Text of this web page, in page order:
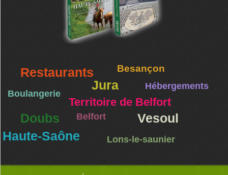
Restaurants Besançon
Jura Hébergements
Boulangerie
Territoire de Belfort
Doubs Belfort
Vesoul
Haute-Saône
Lons-le-saunier